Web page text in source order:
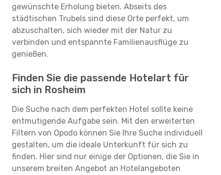
gewünschte Erholung bieten. Abseits des
städtischen Trubels sind diese Orte perfekt, um
abzuschalten, sich wieder mit der Natur zu
verbinden und entspannte Familienausflüge zu
genießen.
Finden Sie die passende Hotelart für
sich in Rosheim
Die Suche nach dem perfekten Hotel sollte keine
entmutigende Aufgabe sein. Mit den erweiterten
Filtern von Opodo können Sie Ihre Suche individuell
gestalten, um die ideale Unterkunft für sich zu
finden. Hier sind nur einige der Optionen, die Sie in
unserem breiten Angebot an Hotelangeboten